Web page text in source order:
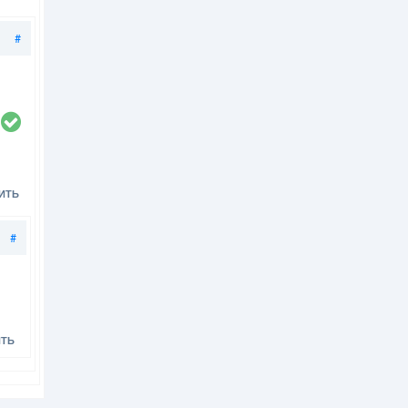
#Поделиться
#Поделиться